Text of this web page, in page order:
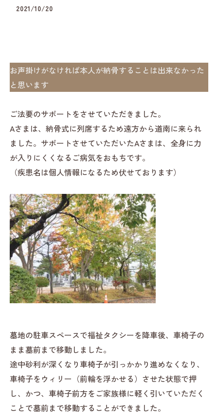
2021/10/20
お声掛けがなければ本人が納骨することは出来なかった
と思います
ご法要のサポートをさせていただきました。
Aさまは、納骨式に列席するため遠方から道南に来られ
ました。サポートさせていただいたAさまは、全身に力
が入りにくくなるご病気をおもちです。
（疾患名は個人情報になるため伏せております）
墓地の駐車スペースで福祉タクシーを降車後、車椅子の
まま墓前まで移動しました。
途中砂利が深くなり車椅子が引っかかり進めなくなり、
車椅子をウィリー（前輪を浮かせる）させた状態で押
し、かつ、車椅子前方をご家族様に軽く引いていただく
ことで墓前まで移動することができました。